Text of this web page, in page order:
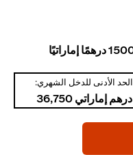
الحد الأدنى للدخل الشهري:
درهم إماراتي 36,750